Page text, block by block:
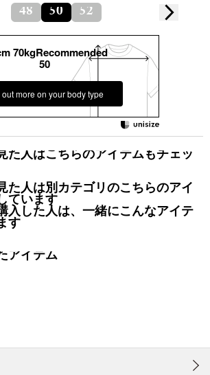
48 50 52
70kgRecommended
50
out more on your body type
た人はこちらのアイテムもチェッ
た人は別カテゴリのこちらのアイ
ています
入した人は、一緒にこんなアイテ
す
アイテム